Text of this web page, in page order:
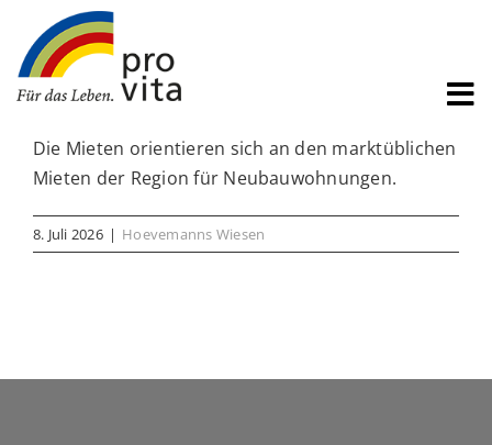
Inhalt
springen
Wohnen
Services
Die Mieten orientieren sich an den marktüblichen
Mieten der Region für Neubauwohnungen.
8. Juli 2026 | Hoevemanns Wiesen